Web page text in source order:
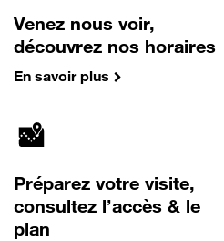
Venez nous voir,
découvrez nos horaires
En savoir plus
Préparez votre visite,
consultez l’accès & le
plan